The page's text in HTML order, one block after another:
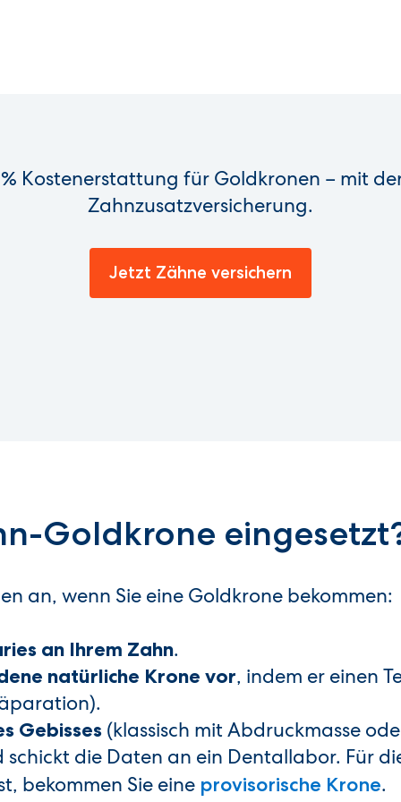
% Kostenerstattung für Goldkronen – mit
Zahnzusatzversicherung.
Jetzt Zähne versichern
Goldkrone
an, wenn Sie eine Goldkrone bekommen:
an Ihrem Zahn.
natürliche Krone vor, indem er einen
Gebisses (klassisch mit Abdruckmasse
die Daten an ein Dentallabor. Für
bekommen Sie eine provisorische Krone.